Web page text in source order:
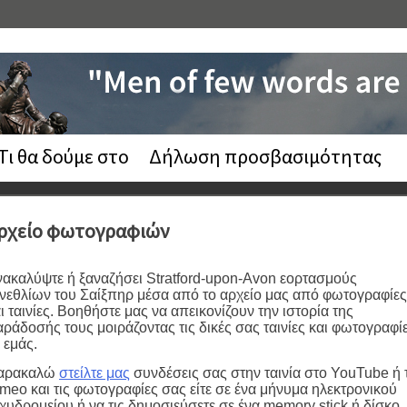
θα δούμε στο
Δήλωση προσβασιμότητας
φωτογραφιών
ή ξαναζήσει Stratford-upon-Avon εορτασμούς
του Σαίξπηρ μέσα από το αρχείο μας από φωτογραφίες
ταινίες. Βοηθήστε μας να απεικονίζουν την ιστορία της
τους μοιράζοντας τις δικές σας ταινίες και
εμάς.
στείλτε μας συνδέσεις σας στην ταινία στο YouTube ή
και τις φωτογραφίες σας είτε σε ένα μήνυμα ηλεκτρονικού